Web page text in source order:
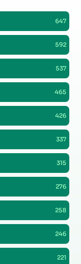
647
592
537
465
426
337
315
276
258
246
221